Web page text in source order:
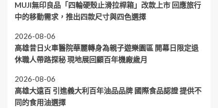
MUJI無印良品「四輪硬殼止滑拉桿箱」改款上市 回應旅行
中的移動需求，推出四款尺寸與四色選擇
2026-08-06
高雄昔日火車醫院華麗轉身為親子遊樂園區 開幕日限定退
休職人帶路探秘 現地展回顧百年機廠歲月
2026-08-06
高雄大遠百 引進義大利百年油品品牌 國際食品認證 提供不
同的食用油選擇